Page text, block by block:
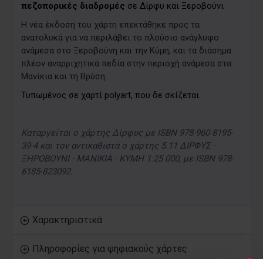
πεζοπορικές διαδρομές σε Δίρφυ και Ξεροβούνι
Η νέα έκδοση του χάρτη επεκτάθηκε προς τα
ανατολυκά για να περιλάβει το πλούσιο ανάγλυφο
ανάμεσα στο Ξεροβούνη και την Κύμη, και τα διάσημα
πλέον αναρριχητικά πεδία στην περιοχή ανάμεσα στα
Μανίκια και τη Βρύση
Τυπωμένος σε χαρτί polyart, που δε σκίζεται.
Καταργείται ο χάρτης Δίρφυς με ISBN 978-960-8195-
39-4 και τον αντικαθιστά ο χάρτης 5.11 ΔΙΡΦΥΣ -
ΞΗΡΟΒΟΥΝΙ - ΜΑΝΙΚΙΑ - ΚΥΜΗ 1:25 000, με ISBN 978-
6185-823092.
Χαρακτηριστικά
Πληροφορίες για ψηφιακούς χάρτες